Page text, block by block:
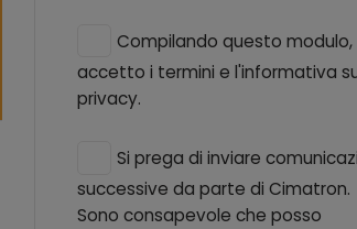
Compilando questo modulo,
accetto i termini e l'informativa
privacy.
Si prega di inviare
successive da parte di Cimatron.
Sono consapevole che posso